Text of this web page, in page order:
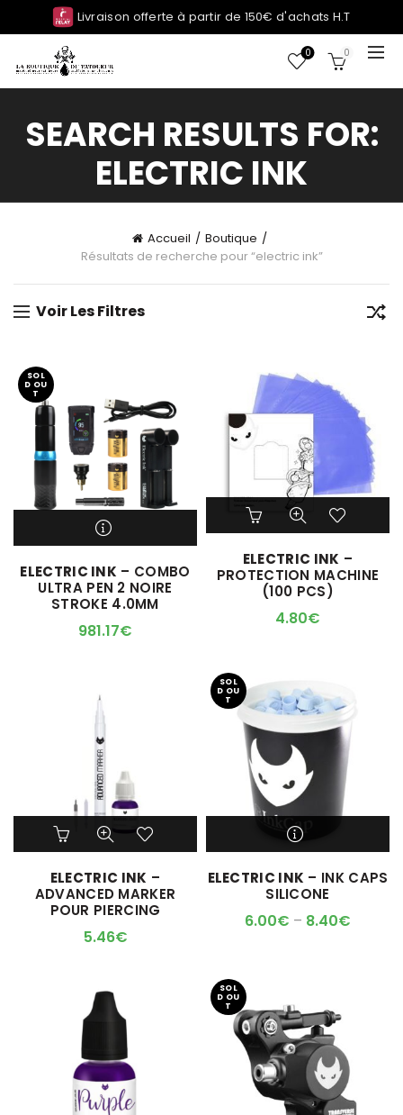
Livraison offerte à partir de 150€ d'achats H.T
0 0
SEARCH RESULTS FOR:
ELECTRIC INK
Accueil
Boutique
Résultats de recherche pour “electric ink”
Voir Les Filtres
SOL
D OU
T
M'ALERTER QUAND
L'ARTICLE SERA DISPO !
ELECTRIC INK – COMBO
ULTRA PEN 2 NOIRE
STROKE 4.0MM
981.17€
Ce
produit
plusieurs
variations.
Les
options
sur
la
page
produit
ELECTRIC INK –
PROTECTION MACHINE
(100 PCS)
4.80€
ELECTRIC INK –
ADVANCED MARKER
POUR PIERCING
5.46€
SOL
D OU
T
plusieurs
variations.
Les
la
page
du
produit
M'ALERTER QUAND
L'ARTICLE SERA DISPO !
ELECTRIC INK – INK CAPS
SILICONE
6.00€ – 8.40€
SOL
D OU
T